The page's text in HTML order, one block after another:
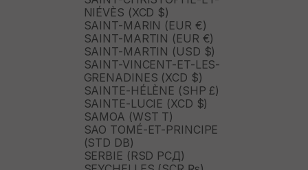
NIÉVÈS (XCD $)
SAINT-MARIN (EUR €)
SAINT-MARTIN (EUR €)
SAINT-MARTIN (USD $)
SAINT-VINCENT-ET-LES-
GRENADINES (XCD $)
SAINTE-HÉLÈNE (SHP £)
SAINTE-LUCIE (XCD $)
SAMOA (WST T)
SAO TOMÉ-ET-PRINCIPE
(STD DB)
SERBIE (RSD РСД)